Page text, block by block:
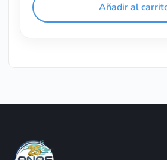
Añadir al